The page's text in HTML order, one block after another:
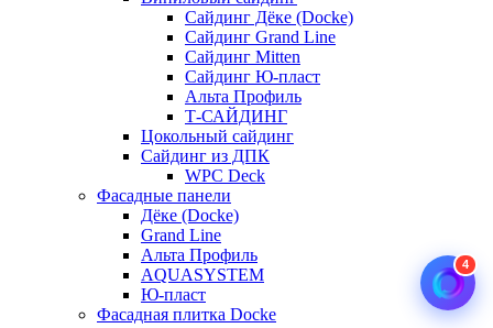
Сайдинг Дёке (Docke)
Сайдинг Grand Line
Сайдинг Mitten
Сайдинг Ю-пласт
Альта Профиль
Т-САЙДИНГ
Цокольный сайдинг
Сайдинг из ДПК
WPC Deck
Фасадные панели
Дёке (Docke)
Grand Line
Альта Профиль
AQUASYSTEM
Ю-пласт
Фасадная плитка Docke
4